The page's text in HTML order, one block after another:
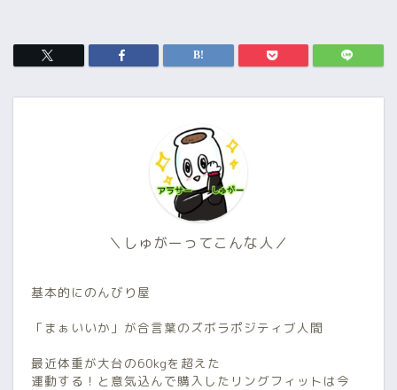
＼しゅがーってこんな人／
基本的にのんびり屋
「まぁいいか」が合言葉のズボラポジティブ人間
最近体重が大台の60kgを超えた
運動する！と意気込んで購入したリングフィットは今